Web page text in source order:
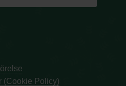
(Cookie Policy)